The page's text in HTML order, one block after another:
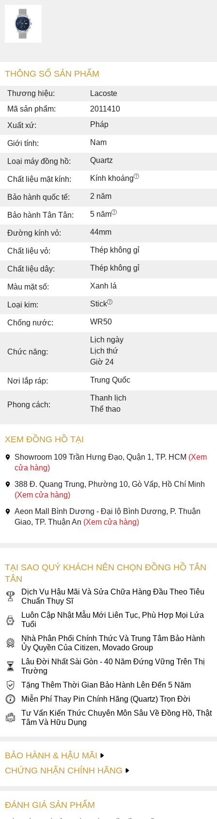
THÔNG SỐ SẢN PHẨM
Thương hiệu:
Lacoste
Mã sản phẩm:
2011410
Xuất xứ:
Pháp
Giới tính: Nam
Loại máy đồng hồ: Quartz
Chất liệu mặt kính: Kính khoáng
Bảo hành quốc tế: 2 năm
Bảo hành Tân Tân: 5 năm
Đường kính vỏ: 44mm
Chất liệu vỏ: Thép không gỉ
Chất liệu dây: Thép không gỉ
Màu mặt số: Xanh lá
Loại kim: Stick
Chống nước: WR50
Chức năng:
Lịch ngày
Lịch thứ
Giờ 24
Nơi lắp ráp: Trung Quốc
Phong cách:
Thanh lịch
Thể thao
XEM ĐỒNG HỒ TẠI
Showroom 109 Trần Hưng Đạo, Quận 1, TP. HCM (Xem
cửa hàng)
388 Đ. Quang Trung, Phường 10, Gò Vấp, Hồ Chí Minh
(Xem cửa hàng)
Aeon Mall Bình Dương - Đại lộ Bình Dương, P. Thuận
Giao, TP. Thuận An (Xem cửa hàng)
TẠI SAO QUÝ KHÁCH NÊN CHỌN ĐỒNG HỒ TÂN
TÂN
Dịch Vụ Hậu Mãi Và Sửa Chữa Hàng Đầu Theo Tiêu
Chuẩn Thụy Sĩ
Luôn Cập Nhật Mẫu Mới Liên Tục, Phù Hợp Mọi Lứa
Tuổi
Nhà Phân Phối Chính Thức Và Trung Tâm Bảo Hành
Ủy Quyền Của Citizen, Movado Group
Lâu Đời Nhất Sài Gòn - 40 Năm Đứng Vững Trên Thị
Trường
Tặng Thêm Thời Gian Bảo Hành Lên Đến 5 Năm
Miễn Phí Thay Pin Chính Hãng (Quartz) Trọn Đời
Tư Vấn Kiến Thức Chuyên Môn Sâu Về Đồng Hồ, Thật
Tâm Và Hữu Dụng
BẢO HÀNH & HẬU MÃI
CHỨNG NHẬN CHÍNH HÃNG
ĐÁNH GIÁ SẢN PHẤM